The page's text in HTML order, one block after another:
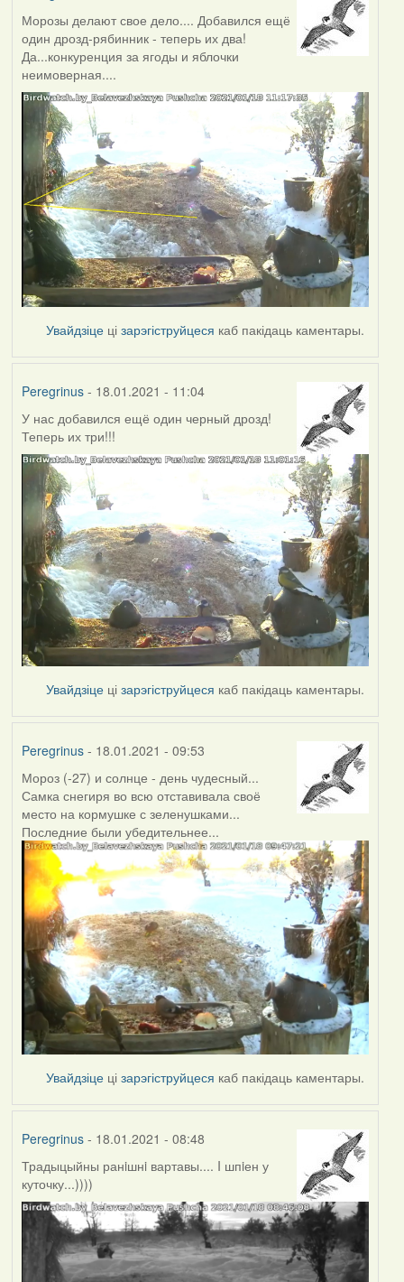
Морозы делают свое дело.... Добавился ещё
один дрозд-рябинник - теперь их два!
Да...конкуренция за ягоды и яблочки
неимоверная....
Увайдзіце цізарэгіструйцеся каб пакідаць каментары.
Peregrinus- 18.01.2021 - 11:04
У нас добавился ещё один черный дрозд!
Теперь их три!!!
Увайдзіце цізарэгіструйцеся каб пакідаць каментары.
Peregrinus- 18.01.2021 - 09:53
Мороз (-27) и солнце - день чудесный...
Самка снегиря во всю отставивала своё
место на кормушке с зеленушками...
Последние были убедительнее...
Увайдзіце цізарэгіструйцеся каб пакідаць каментары.
Peregrinus- 18.01.2021 - 08:48
Традыцыйны ранiшнi вартавы.... I шпiен у
куточку...))))